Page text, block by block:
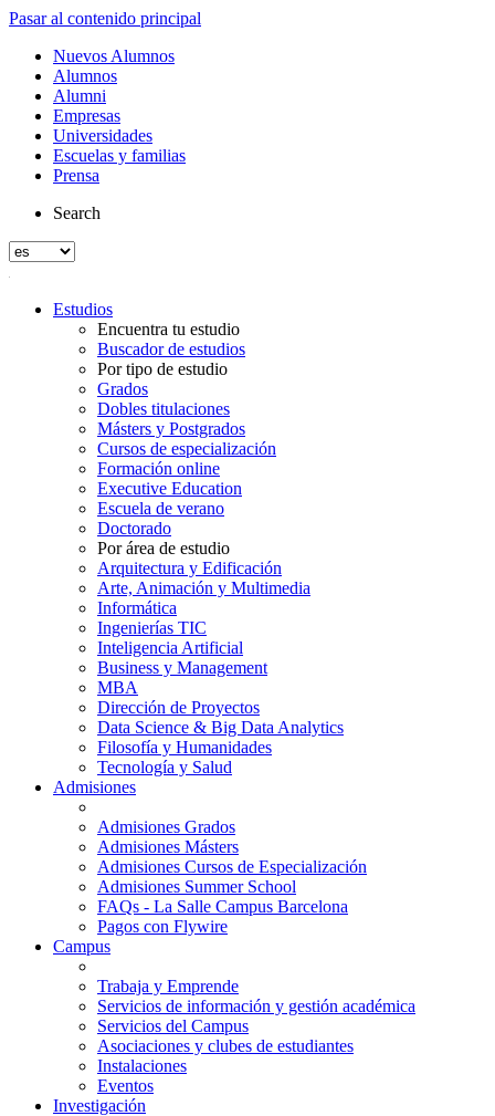
Pasar al contenido principal
Nuevos Alumnos
Alumnos
Alumni
Empresas
Universidades
Escuelas y familias
Prensa
Search
Estudios
Encuentra tu estudio
Buscador de estudios
Por tipo de estudio
Grados
Dobles titulaciones
Másters y Postgrados
Cursos de especialización
Formación online
Executive Education
Escuela de verano
Doctorado
Por área de estudio
Arquitectura y Edificación
Arte, Animación y Multimedia
Informática
Ingenierías TIC
Inteligencia Artificial
Business y Management
MBA
Dirección de Proyectos
Data Science & Big Data Analytics
Filosofía y Humanidades
Tecnología y Salud
Admisiones
Admisiones Grados
Admisiones Másters
Admisiones Cursos de Especialización
Admisiones Summer School
FAQs - La Salle Campus Barcelona
Pagos con Flywire
Campus
Trabaja y Emprende
Servicios de información y gestión académica
Servicios del Campus
Asociaciones y clubes de estudiantes
Instalaciones
Eventos
Investigación